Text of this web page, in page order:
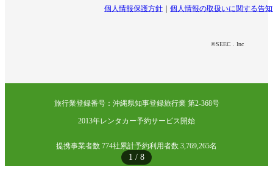
1 / 8
個人情報保護方針 個人情報の取扱いに関する告
©SEEC . Inc
旅行業登録番号：沖縄県知事登録旅行業 第2-368号
2013年レンタカー予約サービス開始
提携事業者数 774社累計予約利用者数 3,769,265名